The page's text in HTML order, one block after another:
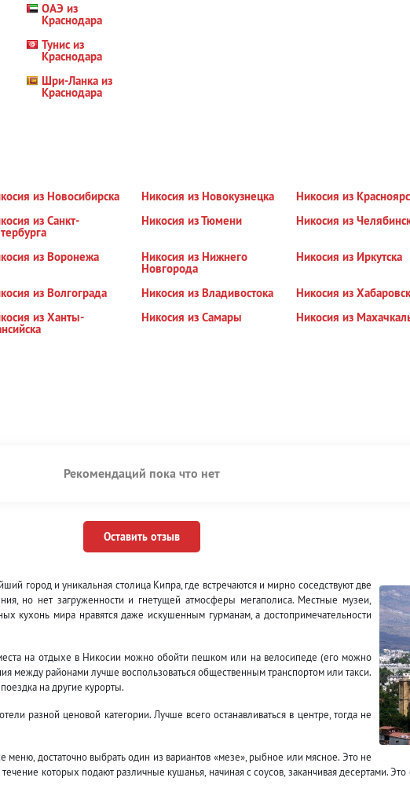
ОАЭ из
Краснодара
Тунис из
Краснодара
Шри-Ланка из
Краснодара
из Новосибирска Никосия из Новокузнецка Никосия из
из Санкт- Никосия из Тюмени Никосия из
из Воронежа Никосия из Нижнего
Новгорода
Никосия из Иркутска
из Волгограда Никосия из Владивостока Никосия из
из Ханты- Никосия из Самары Никосия из
Рекомендаций пока что нет
Оставить отзыв
город и уникальная столица Кипра, где встречаются и мирно соседствуют две
но нет загруженности и гнетущей атмосферы мегаполиса. Местные музеи,
кухонь мира нравятся даже искушенным гурманам, а достопримечательности
на отдыхе в Никосии можно обойти пешком или на велосипеде (его можно
между районами лучше воспользоваться общественным транспортом или такси.
на другие курорты.
разной ценовой категории. Лучше всего останавливаться в центре, тогда не
меню, достаточно выбрать один из вариантов «мезе», рыбное или мясное. Это не
которых подают различные кушанья, начиная с соусов, заканчивая десертами.